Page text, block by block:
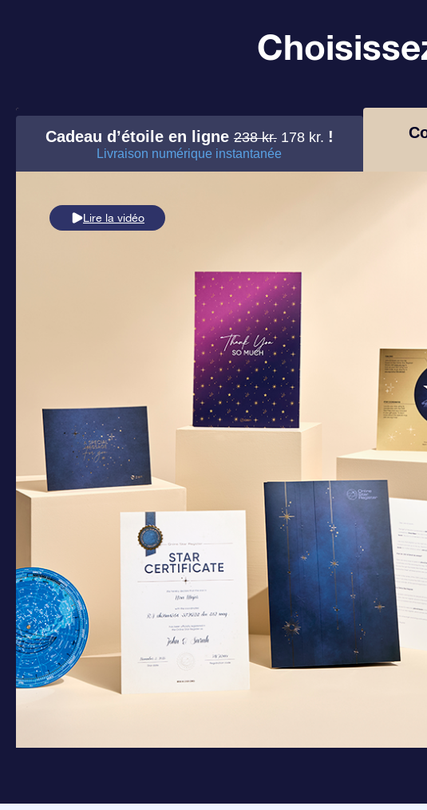
Cadeau d’étoile en ligne238 kr. 178 kr. !
Livraison numérique instantanée
Lire la vidéo